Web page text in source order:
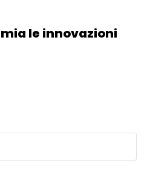
le innovazioni